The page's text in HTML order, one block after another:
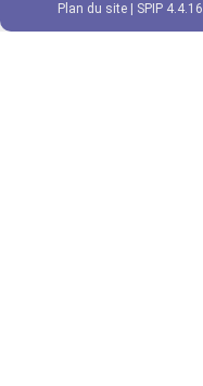
Plan du site SPIP 4.4.16